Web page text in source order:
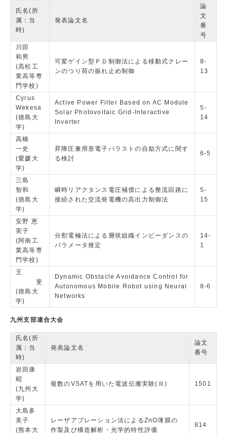
氏名(所
属：当
時)
発表論文名
論
文
番
号
川田
和男
(高松工
業高等専
門学校)
可変ゲイン型ＰＤ制御法による移動式クレー
ンのつり荷の振れ止め制御
8-
13
Cyrus
Wekesa
(徳島大
学)
Active Power Filter Based on AC Module
Solar Photovoltaic Grid-Interactive
Inverter
5-
14
高橋
一史
(愛媛大
学)
昇降圧兼用形電子バラストの自励方式に関す
る検討
6-5
三島
智和
(徳島大
学)
瞬時リアクタンス電圧補償による整流回路に
接続された交流発電機の高出力制御法
5-
15
安野 恵
実子
(阿南工
業高等専
門学校)
分割電極法による層状組織インピーダンスの
パラメータ推定
14-
1
王
斐
(徳島大
学)
Dynamic Obstacle Avoidance Control for
Autonomous Mobile Robot using Neural
Networks
8-6
九州支部連合大会
氏名(所
属：当
時)
発表論文名
論文
番号
岩田康
昭
(九州大
学)
複数のVSATを用いた電波伝搬実験(Ⅲ) 1501
大島多
美子
(熊本大
レーザアブレーション法によるZnO薄膜の
作製及び構造解析・光学的特性評価
814